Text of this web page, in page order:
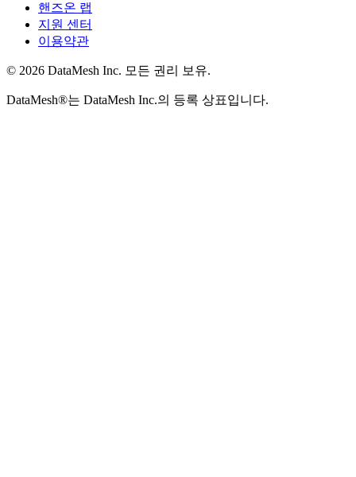
핸즈온 랩
지원 센터
이용약관
© 2026 DataMesh Inc. 모든 권리 보유.
DataMesh®는 DataMesh Inc.의 등록 상표입니다.